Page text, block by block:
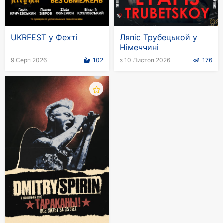
Олександр Ломінський;
Вероніка Андрєєва та інші.
Концерт "Шансон року" - це можливість
побувати в атмосфері душевного тепла і
приємної ностальгії. Кожен виконавець та їхні
авторські пісні пробудять у глядачів приємні
спогади та подарують нові яскраві емоції. Зірки
виступлять не тільки зі своїми "коронними"
композиціями. Ви також почуєте новий
репертуар. Артисти підготували для глядачів
чимало сюрпризів, серед яких - вражаюча
стенографія і неймовірні спецефекти.
Онлайн-продаж стартував. Щоб купити квитки
на концерт, заходьте на сайт kontramarka.de.
Тут ціна така сама, як і в касах концертних
залів. Усе, що від вас вимагається:
UKRFEST у Фехті
9 Серп 2026 102
Ляпіс Трубецькой у
Німеччині
з 10 Листоп 2026 176